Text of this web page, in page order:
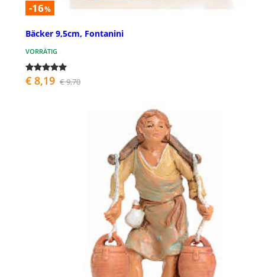
-16%
Bäcker 9,5cm, Fontanini
VORRÄTIG
€ 8,19 € 9,70